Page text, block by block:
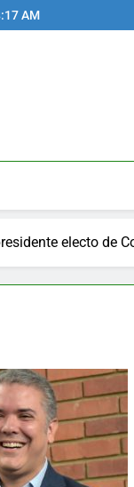
AM
electo de